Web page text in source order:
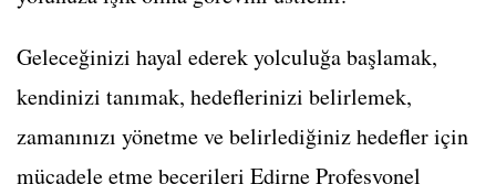
Geleceğinizi hayal ederek yolculuğa başlamak,
kendinizi tanımak, hedeflerinizi belirlemek,
zamanınızı yönetme ve belirlediğiniz hedefler için
mücadele etme becerileri Edirne Profesyonel